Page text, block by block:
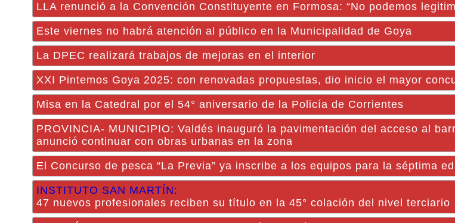
LLA renunció a la Convención Constituyente en Formosa: “No podemos
Este viernes no habrá atención al público en la Municipalidad de Goya
La DPEC realizará trabajos de mejoras en el interior
XXI Pintemos Goya 2025: con renovadas propuestas, dio inicio el mayor
Misa en la Catedral por el 54° aniversario de la Policía de Corrientes
PROVINCIA- MUNICIPIO: Valdés inauguró la pavimentación del acceso al
anunció continuar con obras urbanas en la zona
El Concurso de pesca “La Previa” ya inscribe a los equipos para la séptima
INSTITUTO SAN MARTÍN:
47 nuevos profesionales reciben su título en la 45° colación del nivel terciario